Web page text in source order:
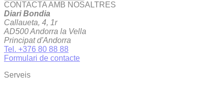
CONTACTA AMB NOSALTRES
Diari Bondia
Callaueta, 4, 1r
AD500 Andorra la Vella
Principat d'Andorra
Tel. +376 80 88 88
Formulari de contacte
Serveis